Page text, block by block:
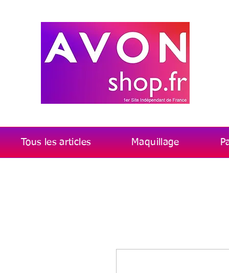
Tous les articles Maquillage